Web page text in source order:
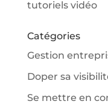
tutoriels vidéo
Catégories
Gestion
Doper sa
Se mettre en